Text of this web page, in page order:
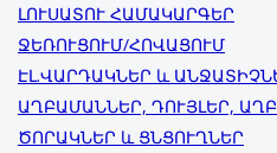
ԼՈՒՍԱՏՈՒ ՀԱՄԱԿԱՐԳԵՐ
ՋԵՌՈՒՑՈՒՄ/ՀՈՎԱՑՈՒՄ
ԷԼ.ՎԱՐԴԱԿՆԵՐ և
ԱՂԲԱՄԱՆՆԵՐ, ԴՈՒՅԼԵՐ,
ԾՈՐԱԿՆԵՐ և ՑՆՑՈՒՂՆԵՐ